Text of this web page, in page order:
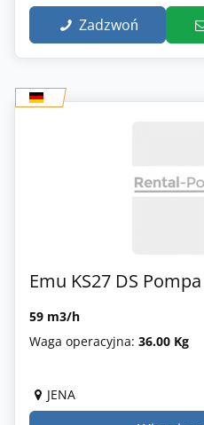
Zadzwoń
Emu KS27 DS
59 m3/h
Waga operacyjna: 36.00 Kg
JENA